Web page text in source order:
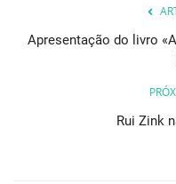
Apresentação do livro
Rui Zink